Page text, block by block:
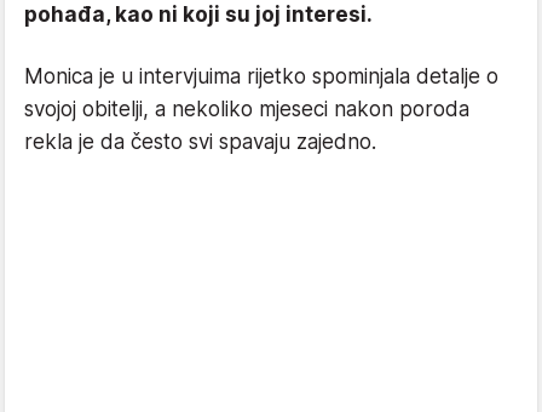
pohađa, kao ni koji su joj interesi.
Monica je u intervjuima rijetko spominjala detalje o
svojoj obitelji, a nekoliko mjeseci nakon poroda
rekla je da često svi spavaju zajedno.